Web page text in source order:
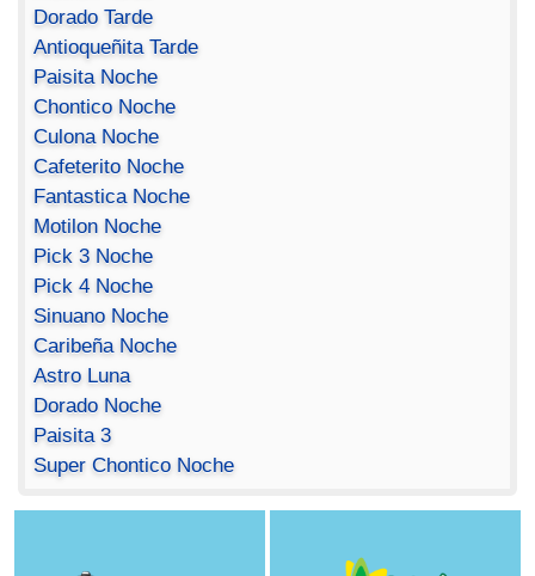
Dorado Tarde
Antioqueñita Tarde
Paisita Noche
Chontico Noche
Culona Noche
Cafeterito Noche
Fantastica Noche
Motilon Noche
Pick 3 Noche
Pick 4 Noche
Sinuano Noche
Caribeña Noche
Astro Luna
Dorado Noche
Paisita 3
Super Chontico Noche